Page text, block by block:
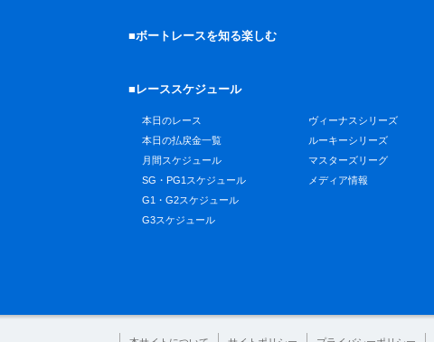
■ボートレースを知る楽しむ
■レーススケジュール
本日のレース
本日の払戻金一覧
月間スケジュール
SG・PG1スケジュール
G1・G2スケジュール
G3スケジュール
ヴィーナスシリーズ
ルーキーシリーズ
マスターズリーグ
メディア情報